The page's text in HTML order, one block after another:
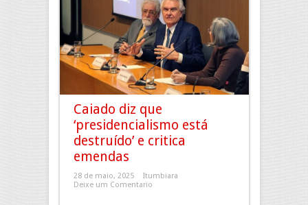
Caiado diz que
‘presidencialismo está
destruído’ e critica
emendas
28 de maio, 2025
Itumbiara
Deixe um Comentario